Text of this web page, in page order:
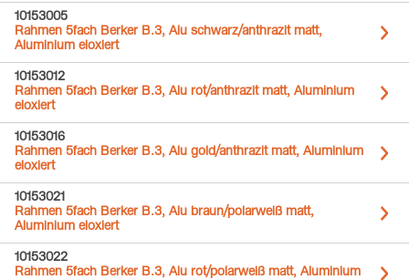
10153005
Rahmen 5fach Berker B.3, Alu schwarz/anthrazit matt,
Aluminium eloxiert
10153012
Rahmen 5fach Berker B.3, Alu rot/anthrazit matt, Aluminium
eloxiert
10153016
Rahmen 5fach Berker B.3, Alu gold/anthrazit matt, Aluminium
eloxiert
10153021
Rahmen 5fach Berker B.3, Alu braun/polarweiß matt,
Aluminium eloxiert
10153022
Rahmen 5fach Berker B.3, Alu rot/polarweiß matt, Aluminium